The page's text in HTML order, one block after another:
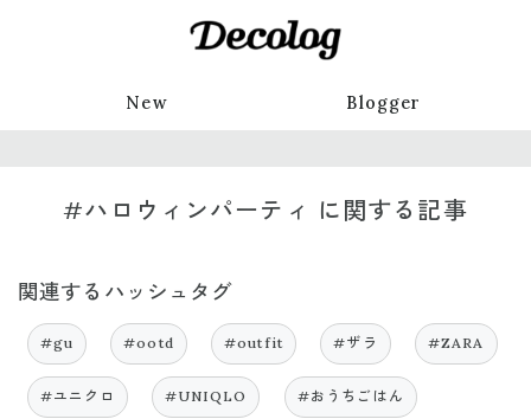
New Blogger
#ハロウィンパーティ に関する記事
関連するハッシュタグ
#gu #ootd #outfit #ザラ #ZARA
#ユニクロ #UNIQLO #おうちごはん